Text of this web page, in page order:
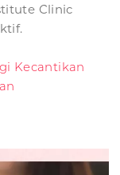
Clinic
Kecantikan